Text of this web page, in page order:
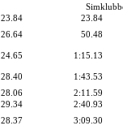
23.84
23.84
26.64
50.48
24.65
1:15.13
28.40
1:43.53
28.06
2:11.59
29.34
2:40.93
28.37
3:09.30